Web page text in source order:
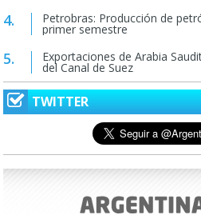
Petrobras: Producción de
primer semestre
Exportaciones de Arabia
del Canal de Suez
TWITTER